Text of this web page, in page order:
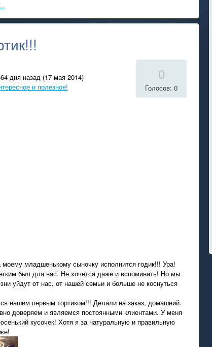
дня назад (17 мая 2014)
и полезное!
0
Голосов: 0
младшенькому сыночку исполнится годик!!! Ура!
был для нас. Не хочется даже и вспоминать! Но мы
уйдут от нас, от нашей семьи и больше не коснуться
нашим первым тортиком!!! Делали на заказ, домашний.
доверяем и являемся постоянными клиентами. У меня
кусочек! Хотя я за натуральную и правильную